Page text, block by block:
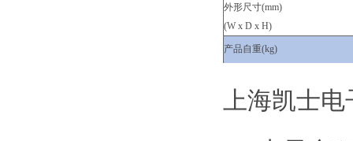
外形尺寸(mm)
(W x D x H)
产品自重(kg)
上海凯士